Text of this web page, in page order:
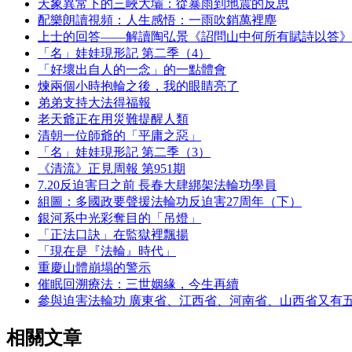
天象異常下的三峽大壩：從暴雨到地震的反思
配樂朗讀視頻：人生感悟：一雨吹銷萬裡塵
上士的回答——解讀陶弘景《詔問山中何所有賦詩以答》
「名」娃娃現形記 第二季（4）
「好壞出自人的一念」的一點體會
煉兩個小時抱輪之後，我的眼睛亮了
弟弟支持大法得福報
老天爺正在用災難提醒人類
清朝一位師爺的「平庸之惡」
「名」娃娃現形記 第二季（3）
《清流》正見周報 第951期
7.20反迫害日之前 長春大肆綁架法輪功學員
組圖：多國政要聲援法輪功反迫害27周年（下）
銀河系中光彩奪目的「吊燈」
「正法口訣」在監獄裡飄揚
「現在是『法輪』時代」
重慶山體崩塌的警示
催眠回溯療法：三世姻緣，今生再續
參與迫害法輪功 廣東省、江西省、河南省、山西省又有
相關文章